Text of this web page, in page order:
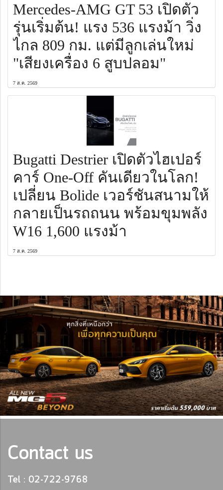
Mercedes-AMG GT 53 เปิดตัว
รุ่นเริ่มต้น! แรง 536 แรงม้า วิ่ง
ไกล 809 กม. แต่มีลูกเล่นใหม่
"เสียงเครื่อง 6 สูบปลอม"
7 ส.ค. 2569
Bugatti Destrier เปิดตัวไฮเปอร์
คาร์ One-Off คันเดียวในโลก!
เปลี่ยน Bolide เวอร์ชันสนามให้
กลายเป็นรถถนน พร้อมขุมพลัง
W16 1,600 แรงม้า
7 ส.ค. 2569
Contact us
Tel : 02-722-9768